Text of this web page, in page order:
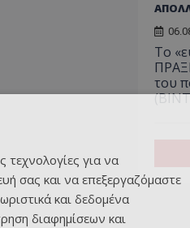
Το
του
τεχνολογίες για να
σας και να επεξεργαζόμαστε
και δεδομένα
διαφημίσεων και